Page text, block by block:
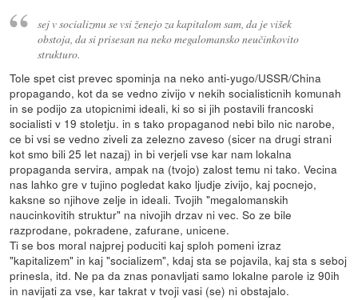
sej v socializmu se vsi ženejo za kapitalom sam, da je višek
obstoja, da si prisesan na neko megalomansko neučinkovito
strukturo.
Tole spet cist prevec spominja na neko anti-yugo/USSR/China
propagando, kot da se vedno zivijo v nekih socialisticnih komunah
in se podijo za utopicnimi ideali, ki so si jih postavili francoski
socialisti v 19 stoletju. in s tako propaganod nebi bilo nic narobe,
ce bi vsi se vedno ziveli za zelezno zaveso (sicer na drugi strani
kot smo bili 25 let nazaj) in bi verjeli vse kar nam lokalna
propaganda servira, ampak na (tvojo) zalost temu ni tako. Vecina
nas lahko gre v tujino pogledat kako ljudje zivijo, kaj pocnejo,
kaksne so njihove zelje in ideali. Tvojih "megalomanskih
naucinkovitih struktur" na nivojih drzav ni vec. So ze bile
razprodane, pokradene, zafurane, unicene.
Ti se bos moral najprej poduciti kaj sploh pomeni izraz
"kapitalizem" in kaj "socializem", kdaj sta se pojavila, kaj sta s seboj
prinesla, itd. Ne pa da znas ponavljati samo lokalne parole iz 90ih
in navijati za vse, kar takrat v tvoji vasi (se) ni obstajalo.